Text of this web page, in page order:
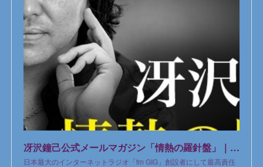
冴沢鐘己公式メールマガジン「情熱の羅針盤」｜冴沢鐘己｜note
日本最大のインターネットラジオ「fm GIG」創設者にして最高責任